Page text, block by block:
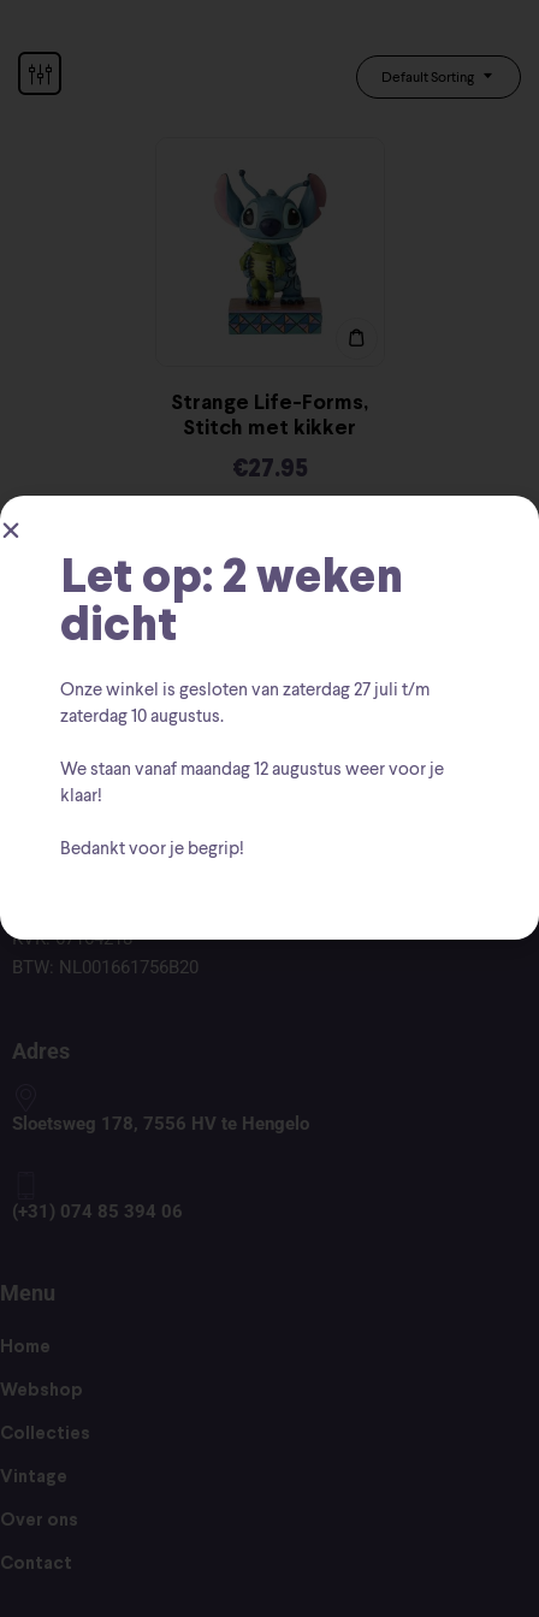
Default Sorting
Strange Life-Forms,
Stitch met kikker
€27.95
KVK: 67164218
BTW: NL001661756B20
Adres
Sloetsweg 178, 7556 HV te Hengelo
(+31) 074 85 394 06
Menu
Home
Webshop
Collecties
Vintage
Over ons
Contact
Let op: 2 weken
dicht
Onze winkel is gesloten van zaterdag27 juli t/m
zaterdag 10 augustus.
We staan vanaf maandag 12 augustus weer voor je
klaar!
Bedankt voor je begrip!